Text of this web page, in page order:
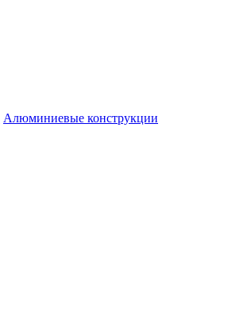
Алюминиевые конструкции